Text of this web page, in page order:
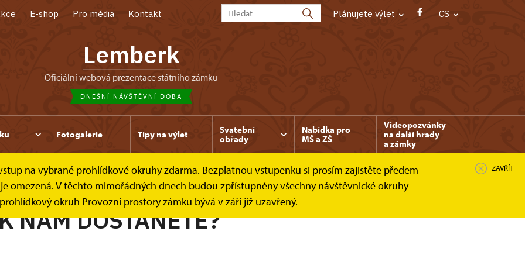
E-shop Pro média Kontakt Plánujete výlet CS
Lemberk
oficiální webová prezentace státního zámku
DNEŠNÍ NÁVŠTĚVNÍ DOBA
Fotogalerie Tipy na výlet
Svatební
obřady
Nabídka pro
MŠ a ZŠ
Videopozvánky
na další hrady
a zámky
na vybrané prohlídkové okruhy zdarma. Bezplatnou vstupenku si prosím zajistěte předem
omezená. V těchto mimořádných dnech budou zpřístupněny všechny návštěvnické okruhy
okruh Provozní prostory zámku bývá v září již uzavřený.
ZAVŘÍT
se k nám dostanete?
NÁM DOSTANETE?